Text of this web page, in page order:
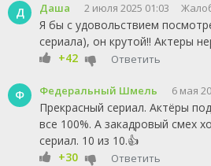
Д Даша 2 июля 2025 01:03
Я бы с удовольствием
сериала), он крутой!! Актеры
+42
Ответить
Ф Федеральный Шмель 6 мая
Прекрасный сериал. Актёры
все 100%. А закадровый смех
сериал. 10 из 10.👍
+30
Ответить